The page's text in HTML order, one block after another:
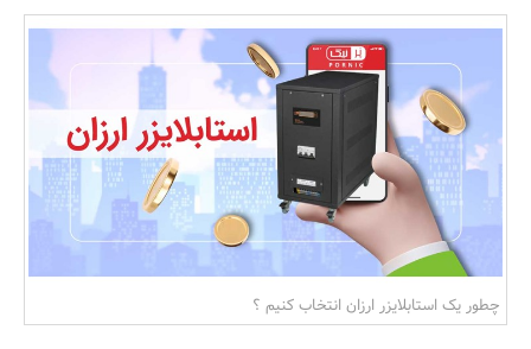
بانک، بیمه و سرمایه
مسکن و ساختمان
چطور یک استابلایزر ارزان انتخاب کنیم ؟